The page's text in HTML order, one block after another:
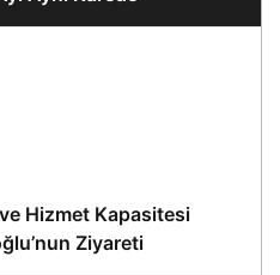
ve Hizmet Kapasitesi
Ziyareti